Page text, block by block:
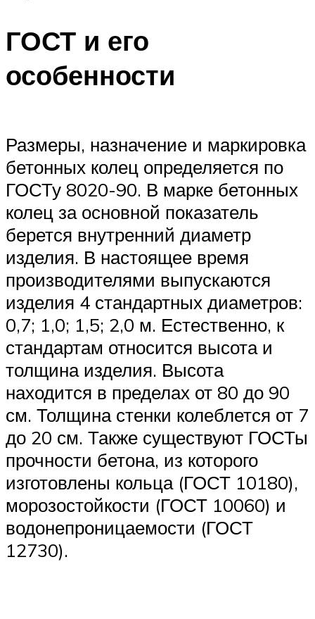
ГОСТ и его
особенности
Размеры, назначение и маркировка
бетонных колец определяется по
ГОСТу 8020-90. В марке бетонных
колец за основной показатель
берется внутренний диаметр
изделия. В настоящее время
производителями выпускаются
изделия 4 стандартных диаметров:
0,7; 1,0; 1,5; 2,0 м. Естественно, к
стандартам относится высота и
толщина изделия. Высота
находится в пределах от 80 до 90
см. Толщина стенки колеблется от 7
до 20 см. Также существуют ГОСТы
прочности бетона, из которого
изготовлены кольца (ГОСТ 10180),
морозостойкости (ГОСТ 10060) и
водонепроницаемости (ГОСТ
12730).